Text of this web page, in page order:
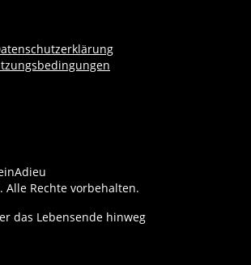
Alle Rechte vorbehalten.
das Lebensende hinweg